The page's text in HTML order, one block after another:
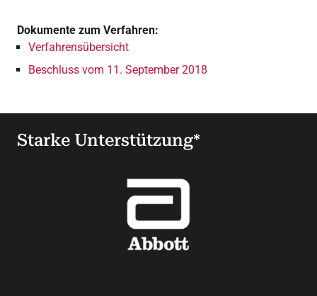
Dokumente zum Verfahren:
Verfahrensübersicht
Beschluss vom 11. September 2018
Starke Unterstützung*